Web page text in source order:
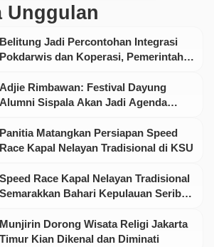
Unggulan
Belitung Jadi Percontohan Integrasi
Pokdarwis dan Koperasi, Pemerintah
Rakyat
Adjie Rimbawan: Festival Dayung
Alumni Sispala Akan Jadi Agenda
Panitia Matangkan Persiapan Speed
Race Kapal Nelayan Tradisional di KSU
Speed Race Kapal Nelayan Tradisional
Semarakkan Bahari Kepulauan Seribu
Munjirin Dorong Wisata Religi Jakarta
Timur Kian Dikenal dan Diminati